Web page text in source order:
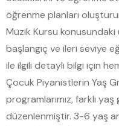
öğrenme planları
Müzik Kursu konusundaki
başlangıç ve ileri seviye
ile ilgili detaylı bilgi için
Çocuk Piyanistlerin Yaş
programlarımız, farklı
düzenlenmiştir. 3-6 yaş